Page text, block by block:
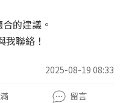
的建議。
聯絡！
2025-08-19 08:33
留言